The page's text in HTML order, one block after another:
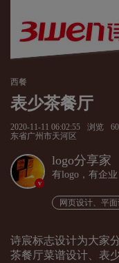
西餐
表少茶餐厅
2020-11-11 06:02:55 浏览
东省广州市天河区
v
logo分享家
有logo，有企
网页设计、平
诗宸标志设计为大家
茶餐厅菜谱设计、表